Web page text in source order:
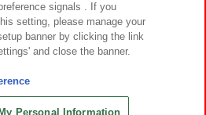
Namco Amusement Inc.
Amusement Lab Inc.
Co., Ltd. All Rights Reserved.
signals . If you
setting, please manage your
banner by clicking the link
and close the banner.
Personal Information